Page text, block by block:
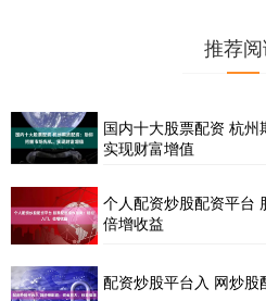
推荐
国内十大股票配资 杭州
实现财富增值
个人配资炒股配资平台
倍增收益
配资炒股平台入 网炒